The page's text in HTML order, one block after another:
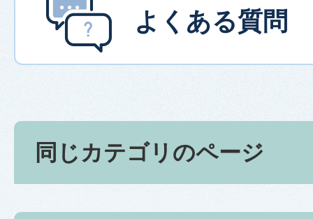
よくある質問
同じカテゴリのページ